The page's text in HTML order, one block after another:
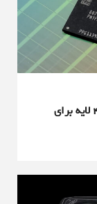
سامسونگ از اولین تراشه حافظه با بیش از ۴۰۰ لایه برای